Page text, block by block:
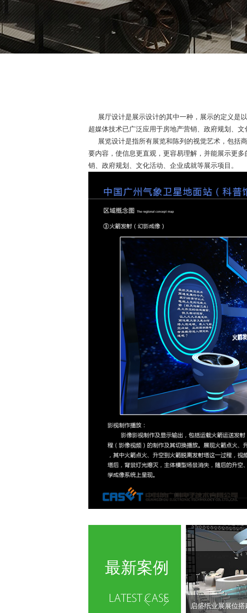
展厅设计是展示设计的其中一种，展示的定义是
超媒体技术已广泛应用于房地产营销、政府规划、文
展览设计是指所有展览和陈列的视觉艺术，包括
要内容，使信息更直观，更容易理解，并能展示更
销、政府规划、文化活动、企业成就等展示项目。
最新案例
启盛纸业展展位搭